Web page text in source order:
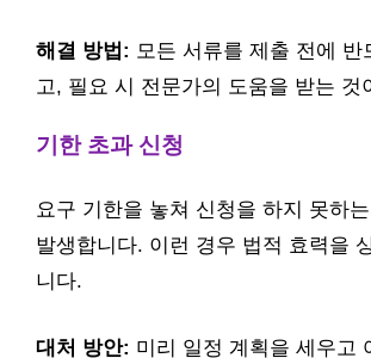
해결 방법: 모든 서류를 제출 전에 반
고, 필요 시 전문가의 도움을 받는 것
기한 초과 신청
요구 기한을 놓쳐 신청을 하지 못하
발생합니다. 이런 경우 법적 효력을
니다.
대처 방안: 미리 일정 계획을 세우고